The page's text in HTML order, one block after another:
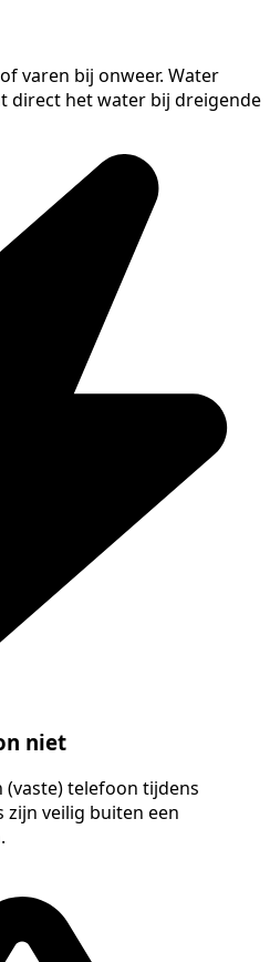
varen bij onweer. Water
direct het water bij dreigende
niet
telefoon tijdens
zijn veilig buiten een